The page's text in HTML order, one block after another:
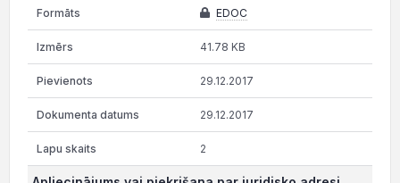
EDOC
41.78 KB
29.12.2017
29.12.2017
2